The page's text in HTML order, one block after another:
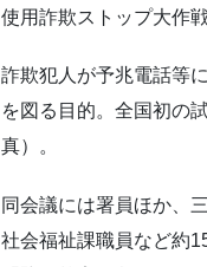
使用詐欺ストップ大作
詐欺犯人が予兆電話等
を図る目的。全国初の
真）。
同会議には署員ほか、
社会福祉課職員など約